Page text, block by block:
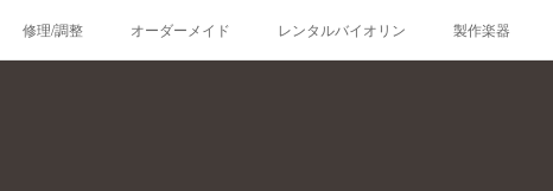
修理/調整 オーダーメイド レンタルバイオリン 製作楽器